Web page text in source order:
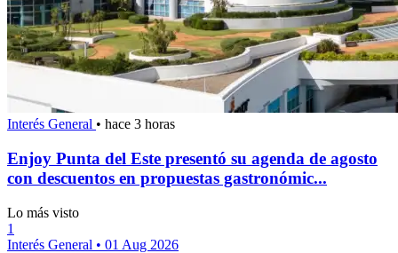
Interés General • hace 3 horas
Enjoy Punta del Este presentó su agenda de agosto
con descuentos en propuestas gastronómic...
Lo más visto
1
Interés General • 01 Aug 2026